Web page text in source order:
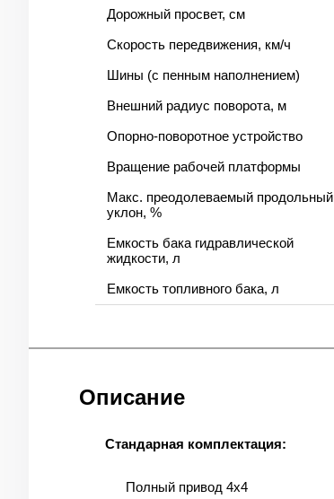
Дорожный просвет, см
Скорость передвижения, км/ч
Шины (с пенным наполнением)
Внешний радиус поворота, м
Опорно-поворотное устройство
Вращение рабочей платформы
Макс. преодолеваемый продольный
уклон, %
Емкость бака гидравлической
жидкости, л
Емкость топливного бака, л
Описание
Стандарная комплектация:
Полный привод 4х4